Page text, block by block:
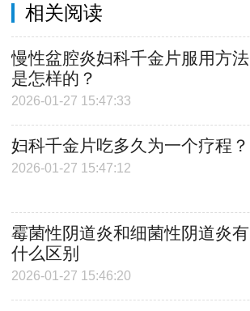
相关阅读
慢性盆腔炎妇科千金片服用方法
是怎样的？
2026-01-27 15:47:33
妇科千金片吃多久为一个疗程？
2026-01-27 15:47:12
霉菌性阴道炎和细菌性阴道炎有
什么区别
2026-01-27 15:46:20